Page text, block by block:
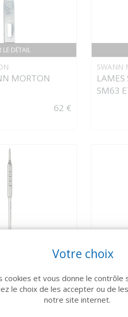
LE DÉTAIL
MORTON
62 €
SWANN
SM63
HU
ROND
Votre choix
cookies et vous donne le contrôle
le choix de les accepter ou de
notre site internet.